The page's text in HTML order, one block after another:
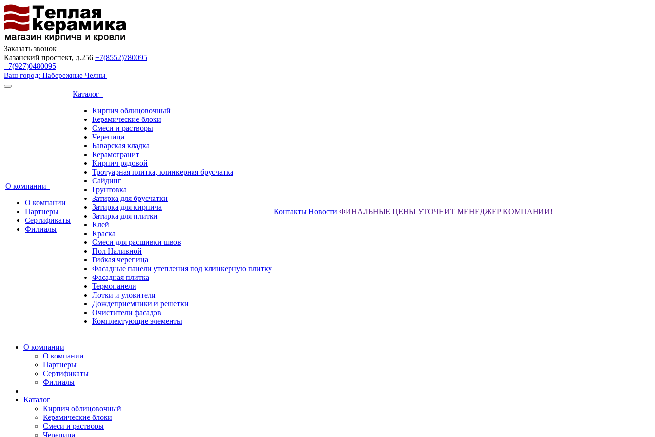
Заказать звонок
Казанский проспект, д.256 +7(8552)780095
+7(927)0480095
Ваш город: Набережные Челны
О компании
О компании
Партнеры
Сертификаты
Филиалы
Каталог
Кирпич облицовочный
Керамические блоки
Смеси и растворы
Черепица
Баварская кладка
Керамогранит
Кирпич рядовой
Тротуарная плитка, клинкерная брусчатка
Сайдинг
Грунтовка
Затирка для брусчатки
Затирка для кирпича
Затирка для плитки
Клей
Краска
Смеси для расшивки швов
Пол Наливной
Гибкая черепица
Фасадные панели утепления под клинкерную плитку
Фасадная плитка
Термопанели
Лотки и уловители
Дождеприемники и решетки
Очистители фасадов
Комплектующие элементы
Контакты Новости ФИНАЛЬНЫЕ ЦЕНЫ УТОЧНИТ МЕНЕДЖЕР КОМПАНИИ!
О компании
О компании
Партнеры
Сертификаты
Филиалы
Каталог
Кирпич облицовочный
Керамические блоки
Смеси и растворы
Черепица